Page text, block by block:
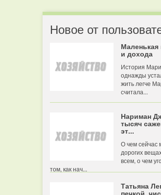
Новое от
Маленькая
и дохода
История
однажды
жить легче
считала...
Нариман
тысяч
эт...
О чем сейчас
дорогих
всем, о чем
том, как нач...
Татьяна
печкой,